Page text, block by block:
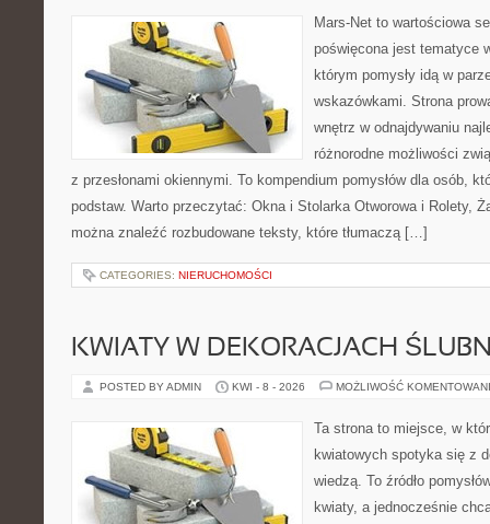
Mars-Net to wartościowa
poświęcona jest tematyce
którym pomysły idą w
wskazówkami. Strona
wnętrz w odnajdywaniu
różnorodne możliwości
z przesłonami okiennymi. To kompendium pomysłów dla osób,
podstaw. Warto przeczytać: Okna i Stolarka Otworowa i Rolety,
można znaleźć rozbudowane teksty, które tłumaczą […]
CATEGORIES: NIERUCHOMOŚCI
KWIATY W DEKORACJACH
POSTED BY ADMIN KWI - 8 - 2026 MOŻLIWOŚĆ
Ta strona to miejsce, w
kwiatowych spotyka się z
wiedzą. To źródło
kwiaty, a jednocześnie